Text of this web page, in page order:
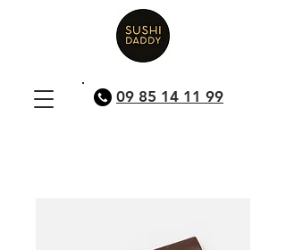
09 85 14 11 99